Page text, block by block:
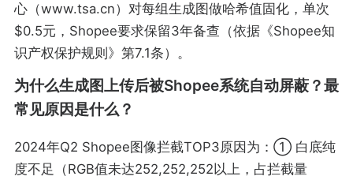
心（www.tsa.cn）对每组生成图做哈希值固化，单次
$0.5元，Shopee要求保留3年备查（依据《Shopee知
识产权保护规则》第7.1条）。
为什么生成图上传后被Shopee系统自动屏蔽？最
常见原因是什么？
2024年Q2 Shopee图像拦截TOP3原因为：① 白底纯
度不足（RGB值未达252,252,252以上，占拦截量